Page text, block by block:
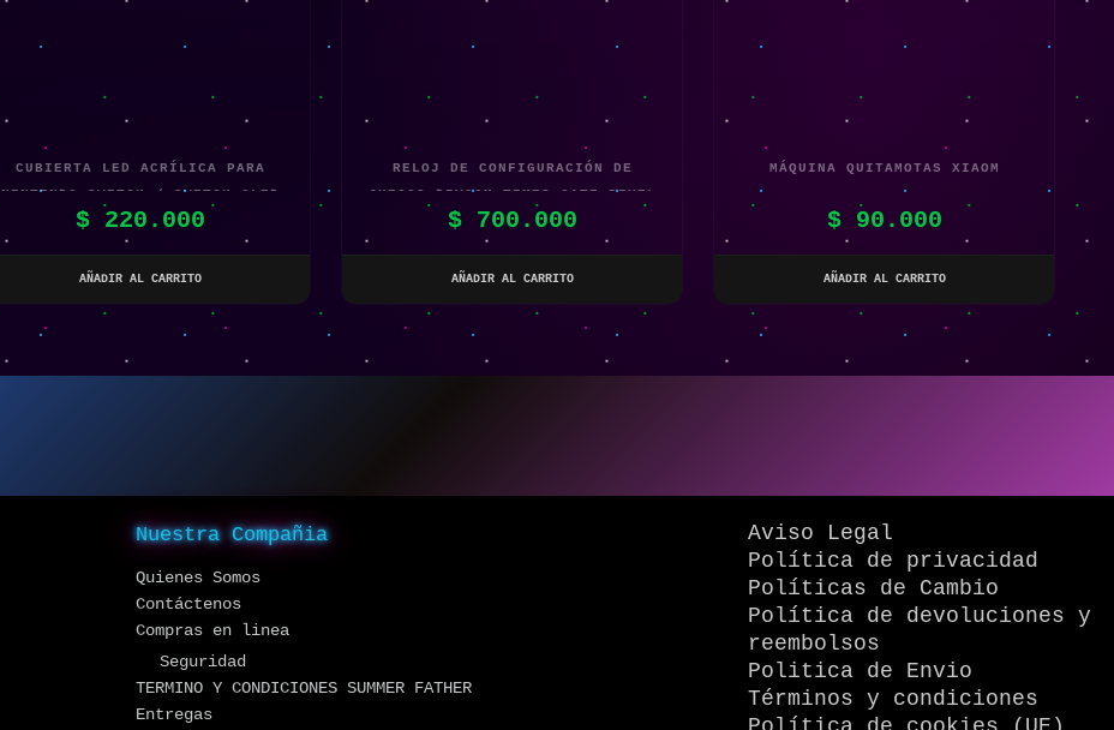
CUBIERTA LED ACRÍLICA PARA
NINTENDO SWITCH / SWITCH OLED
$220.000
AÑADIR AL CARRITO
RELOJ DE CONFIGURACIÓN DE
JUEGOS DIVOOM TIMES GATE PIXEL
ART
$700.000
AÑADIR AL CARRITO
MÁQUINA QUITAMOTAS XIAOM
$90.000
AÑADIR AL CARRITO
Nuestra Compañia
Quienes Somos
Contáctenos
Compras en linea
Seguridad
TERMINO Y CONDICIONES SUMMER FATHER
Entregas
Aviso Legal
Política de privacidad
Políticas de Cambio
Política de devoluciones y
reembolsos
Politica de Envio
Términos y condiciones